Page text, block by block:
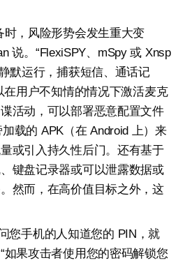
时，风险形势会发生重大变
说。“FlexiSPY、mSpy 或 Xnsp
默运行，捕获短信、通话记
用户不知情的情况下激活麦克
活动，可以部署恶意配置文件
加载的 APK（在 Android 上）来
或引入持久性后门。还有基于
键盘记录器或可以泄露数据或
然而，在高价值目标之外，这
您手机的人知道您的 PIN，就
如果攻击者使用您的密码解锁您